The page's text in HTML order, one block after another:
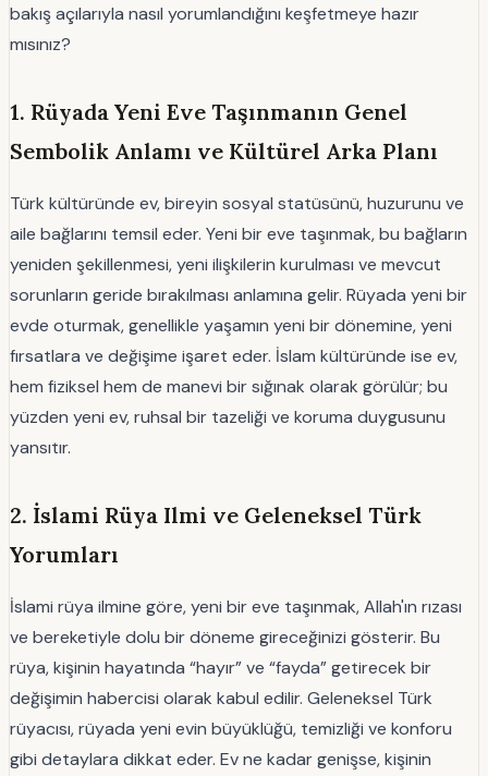
bakış açılarıyla nasıl yorumlandığını keşfetmeye hazır
mısınız?
1. Rüyada Yeni Eve Taşınmanın Genel
Sembolik Anlamı ve Kültürel Arka Planı
Türk kültüründe ev, bireyin sosyal statüsünü, huzurunu ve
aile bağlarını temsil eder. Yeni bir eve taşınmak, bu bağların
yeniden şekillenmesi, yeni ilişkilerin kurulması ve mevcut
sorunların geride bırakılması anlamına gelir. Rüyada yeni bir
evde oturmak, genellikle yaşamın yeni bir dönemine, yeni
fırsatlara ve değişime işaret eder. İslam kültüründe ise ev,
hem fiziksel hem de manevi bir sığınak olarak görülür; bu
yüzden yeni ev, ruhsal bir tazeliği ve koruma duygusunu
yansıtır.
2. İslami Rüya Ilmi ve Geleneksel Türk
Yorumları
İslami rüya ilmine göre, yeni bir eve taşınmak, Allah'ın rızası
ve bereketiyle dolu bir döneme gireceğinizi gösterir. Bu
rüya, kişinin hayatında “hayır” ve “fayda” getirecek bir
değişimin habercisi olarak kabul edilir. Geleneksel Türk
rüyacısı, rüyada yeni evin büyüklüğü, temizliği ve konforu
gibi detaylara dikkat eder. Ev ne kadar genişse, kişinin